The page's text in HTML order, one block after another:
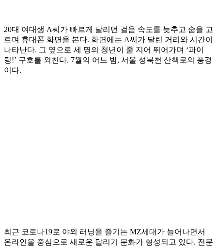
20대 여대생 A씨가 빠르게 달리던 걸음 속도를 늦추고 숨을 고
르며 휴대폰 화면을 본다. 화면에는 A씨가 달린 거리와 시간이
나타난다. 그 옆으로 세 명의 청년이 줄 지어 뛰어가며 ‘파이
팅!’ 구호를 외친다. 7월의 어느 밤, 서울 성북천 산책로의 풍경
이다.
최근 코로나19로 야외 러닝을 즐기는 MZ세대가 늘어나면서
온라인을 중심으로 새로운 달리기 문화가 형성되고 있다. 전문